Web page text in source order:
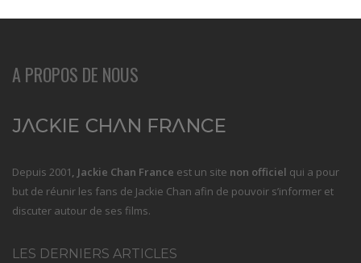
A PROPOS DE NOUS
Depuis 2001, Jackie Chan France est un site non officiel qui a pour
but de réunir les fans de Jackie Chan afin de pouvoir s’informer et
discuter autour de ses films.
LES DERNIERS ARTICLES